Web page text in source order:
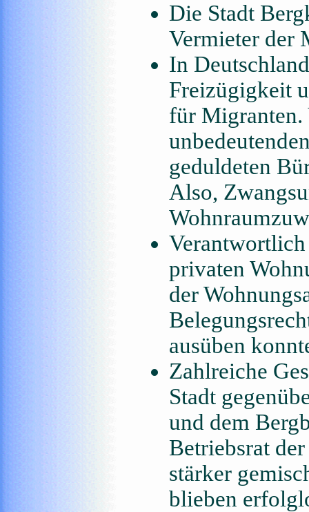
Die Stadt
Vermieter der
In
Freizügigkeit
für Migranten.
geduldeten
Also,
privaten
der
ausüben
Zahlreiche
Stadt
und dem
Betriebsrat
stärker
blieben